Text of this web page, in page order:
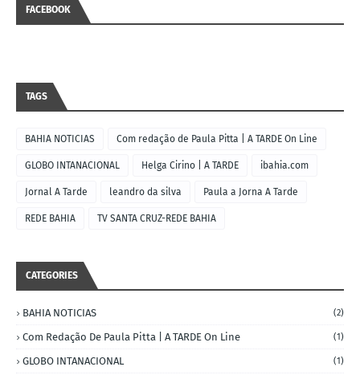
FACEBOOK
TAGS
BAHIA NOTICIAS Com redação de Paula Pitta | A TARDE On Line
GLOBO INTANACIONAL Helga Cirino | A TARDE ibahia.com
Jornal A Tarde leandro da silva Paula a Jorna A Tarde
REDE BAHIA TV SANTA CRUZ-REDE BAHIA
CATEGORIES
BAHIA NOTICIAS (2)
Com Redação De Paula Pitta | A TARDE On Line (1)
GLOBO INTANACIONAL (1)